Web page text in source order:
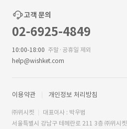
고객 문의
02-6925-4849
10:00-18:00 주말·공휴일 제외
help@wishket.com
이용약관 개인정보 처리방침
㈜위시켓
대표이사 : 박우범
서울특별시 강남구 테헤란로 211 3층 ㈜위시켓